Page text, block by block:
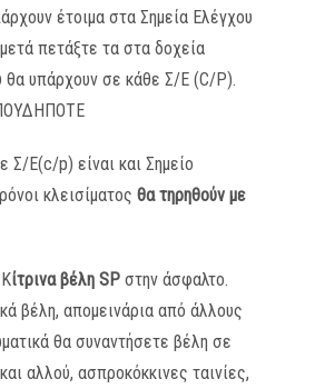
έτοιμα στα Σημεία Ελέγχου
πετάξτε τα στα δοχεία
θα υπάρχουν σε κάθε Σ/Ε (C/P).
Ε(c/p) είναι και Σημείο
κλεισίματοςθα τηρηθούν με
Κίτρινα βέλη SP στην άσφαλτο.
βέλη, απομεινάρια από άλλους
θα συναντήσετε βέλη σε
αλλού, ασπροκόκκινες ταινίες,